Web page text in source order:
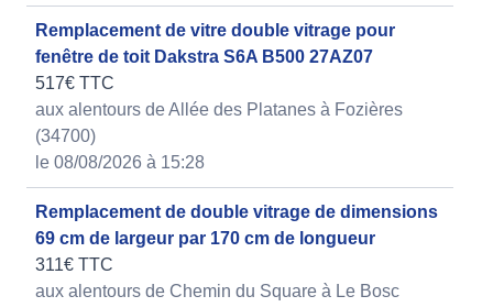
Remplacement de vitre double vitrage pour
fenêtre de toit Dakstra S6A B500 27AZ07
517€ TTC
aux alentours de Allée des Platanes à Fozières
(34700)
le 08/08/2026 à 15:28
Remplacement de double vitrage de dimensions
69 cm de largeur par 170 cm de longueur
311€ TTC
aux alentours de Chemin du Square à Le Bosc